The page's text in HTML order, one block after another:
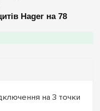
Hager на 78
професійного сегмента і
на 78 модулів
модульною
внутрішніх
на 3 точки